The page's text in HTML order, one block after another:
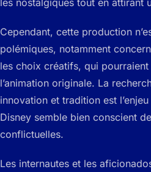
Cependant, cette production
polémiques, notamment
les choix créatifs, qui
l’animation originale. La
innovation et tradition est
Disney semble bien conscient
conflictuelles.
Les internautes et les